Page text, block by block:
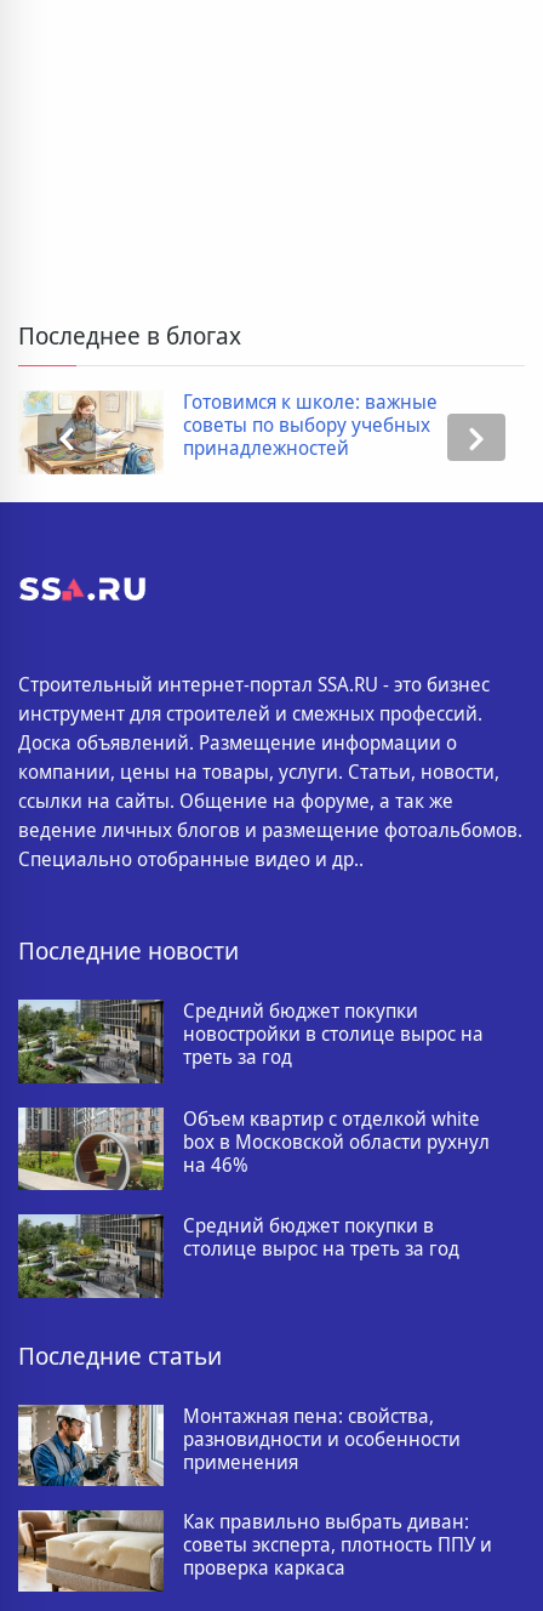
Последнее в блогах
Готовимся к школе: важные
советы по выбору учебных
принадлежностей
Строительный интернет-портал SSA.RU - это бизнес
инструмент для строителей и смежных профессий.
Доска объявлений. Размещение информации о
компании, цены на товары, услуги. Статьи, новости,
ссылки на сайты. Общение на форуме, а так же
ведение личных блогов и размещение фотоальбомов.
Специально отобранные видео и др..
Последние новости
Средний бюджет покупки
новостройки в столице вырос на
треть за год
Объем квартир с отделкой white
box в Московской области рухнул
на 46%
Средний бюджет покупки в
столице вырос на треть за год
Последние статьи
Монтажная пена: свойства,
разновидности и особенности
применения
Как правильно выбрать диван:
советы эксперта, плотность ППУ и
проверка каркаса